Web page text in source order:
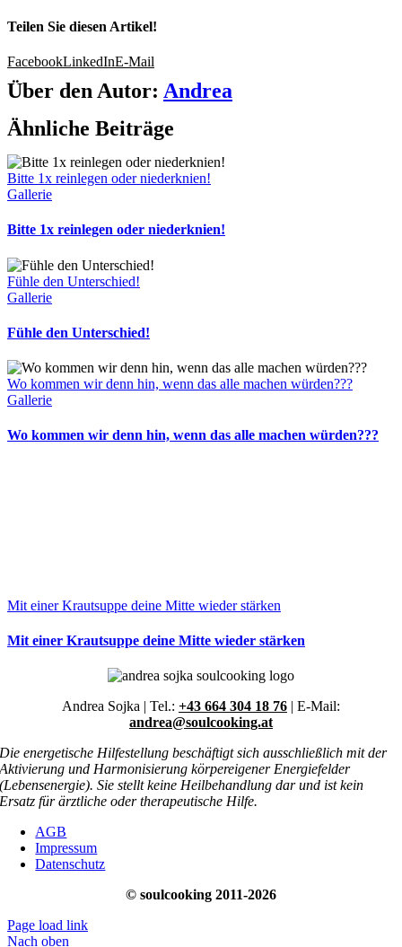
Teilen Sie diesen Artikel!
FacebookLinkedInE-Mail
Über den Autor: Andrea
Ähnliche Beiträge
Bitte 1x reinlegen oder niederknien!
Gallerie
Bitte 1x reinlegen oder niederknien!
Fühle den Unterschied!
Gallerie
Fühle den Unterschied!
Wo kommen wir denn hin, wenn das alle machen würden???
Gallerie
Wo kommen wir denn hin, wenn das alle machen würden???
Mit einer Krautsuppe deine Mitte wieder stärken
Mit einer Krautsuppe deine Mitte wieder stärken
Andrea Sojka | Tel.: +43 664 304 18 76 | E-Mail:
andrea@soulcooking.at
Die energetische Hilfestellung beschäftigt sich ausschließlich mit der
Aktivierung und Harmonisierung körpereigener Energiefelder
(Lebensenergie). Sie stellt keine Heilbehandlung dar und ist kein
Ersatz für ärztliche oder therapeutische Hilfe.
AGB
Impressum
Datenschutz
© soulcooking 2011-2026
Page load link
Nach oben